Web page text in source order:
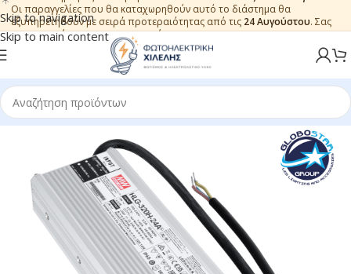
Skip to navigation
Skip to main content
Οι παραγγελίες που θα καταχωρηθούν αυτό το διάστημα θα
εξυπηρετηθούν με σειρά προτεραιότητας από τις 24 Αυγούστου. Σας
ευχαριστούμε για την εμπιστοσύνη.